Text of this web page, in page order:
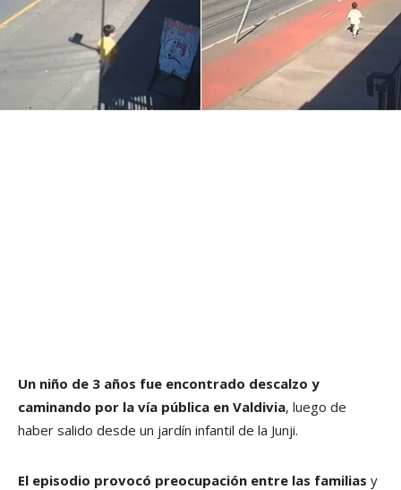
Un niño de 3 años fue encontrado descalzo y
caminando por la vía pública en Valdivia, luego de
haber salido desde un jardín infantil de la Junji.
El episodio provocó preocupación entre las familias y